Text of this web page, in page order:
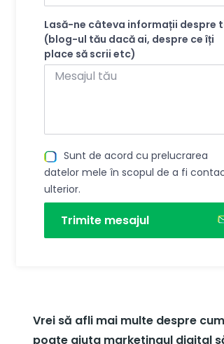
Lasă-ne câteva informații despre
(blog-ul tău dacă ai, despre ce îți
place să scrii etc)
Sunt de acord cu prelucrarea
datelor mele în scopul de a fi
ulterior.
Trimite mesajul
Vrei să afli mai multe despre
poate ajuta marketingul digital